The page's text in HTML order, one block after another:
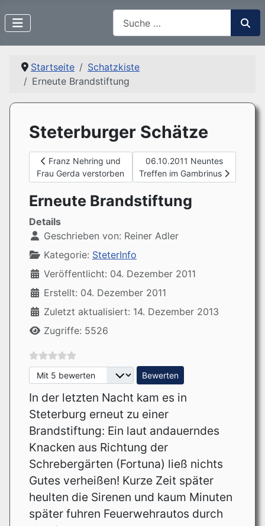
Startseite
Schatzkiste
Erneute Brandstiftung
Steterburger Schätze
Vorheriger Beitrag: Franz Nehring und Frau Gerda
Franz Nehring und
Frau Gerda verstorben
Nächster Beitrag: 06.10.2011
06.10.2011 Neuntes
Treffen im Gambrinus
Erneute Brandstiftung
Details
Geschrieben von: Reiner Adler
Kategorie: SteterInfo
Veröffentlicht: 04. Dezember 2011
Erstellt: 04. Dezember 2011
Zuletzt aktualisiert: 14. Dezember 2013
Zugriffe: 5526
Bitte bewerten
In der letzten Nacht kam es in
Steterburg erneut zu einer
Brandstiftung: Ein laut andauerndes
Knacken aus Richtung der
Schrebergärten (Fortuna) ließ nichts
Gutes verheißen! Kurze Zeit später
heulten die Sirenen und kaum Minuten
später fuhren Feuerwehrautos durch